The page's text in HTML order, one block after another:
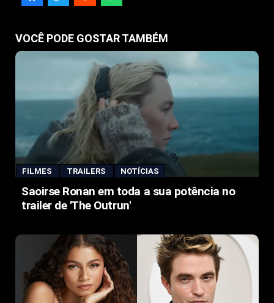
VOCÊ PODE GOSTAR TAMBÉM
FILMES TRAILERS NOTÍCIAS
Saoirse Ronan em toda a sua potência no
trailer de 'The Outrun'